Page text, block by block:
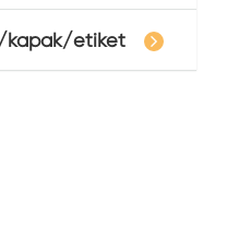
kapak/etiket